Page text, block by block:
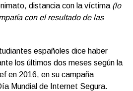
distancia con la víctima (lo
con el resultado de las
españoles dice haber
los últimos dos meses según la
en 2016, en su campaña
Mundial de Internet Segura.